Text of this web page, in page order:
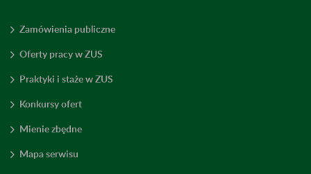
Zamówienia publiczne
Oferty pracy w ZUS
Praktyki i staże w ZUS
Konkursy ofert
Mienie zbędne
Mapa serwisu